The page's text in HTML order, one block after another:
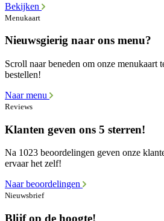
Bekijken
Menukaart
Nieuwsgierig naar ons menu?
Scroll naar beneden om onze menukaart
bestellen!
Naar menu
Reviews
Klanten geven ons 5 sterren!
Na 1023 beoordelingen geven onze
ervaar het zelf!
Naar beoordelingen
Nieuwsbrief
Blijf op de hoogte!